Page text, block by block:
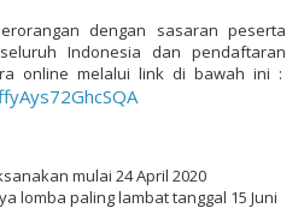
dengan sasaran peserta
Indonesia dan pendaftaran
online melalui link di bawah ini :
mulai 24 April 2020
lomba paling lambat tanggal 15 Juni